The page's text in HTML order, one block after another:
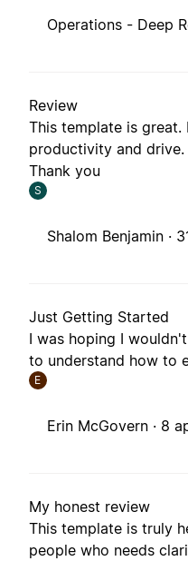
Operations - Deep
Review
This template is
productivity and
Thank you
S
Shalom Benjamin ·
Just Getting Started
I was hoping I
to understand how to
E
Erin McGovern · 8
My honest review
This template is truly
people who needs